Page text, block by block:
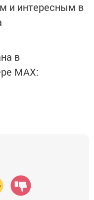
и интересным в
в
MАХ: